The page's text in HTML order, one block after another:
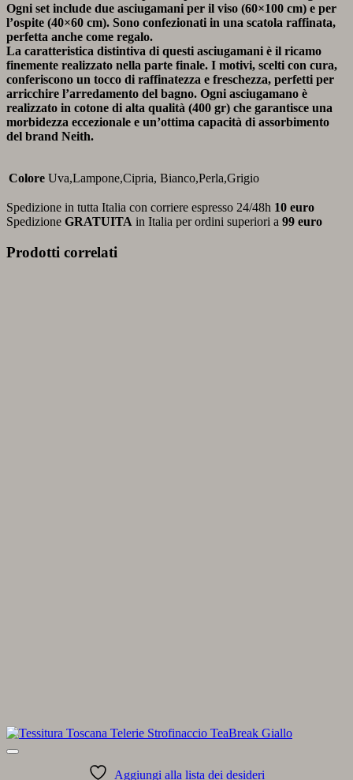
Ogni set include due asciugamani per il viso (60×100 cm) e per
l’ospite (40×60 cm). Sono confezionati in una scatola raffinata,
perfetta anche come regalo.
La caratteristica distintiva di questi asciugamani è il ricamo
finemente realizzato nella parte finale. I motivi, scelti con cura,
conferiscono un tocco di raffinatezza e freschezza, perfetti per
arricchire l’arredamento del bagno. Ogni asciugamano è
realizzato in cotone di alta qualità (400 gr) che garantisce una
morbidezza eccezionale e un’ottima capacità di assorbimento
del brand Neith.
Colore Uva,Lampone,Cipria, Bianco,Perla,Grigio
Spedizione in tutta Italia con corriere espresso 24/48h 10 euro
Spedizione GRATUITA in Italia per ordini superiori a 99 euro
Prodotti correlati
Aggiungi alla lista dei desideri